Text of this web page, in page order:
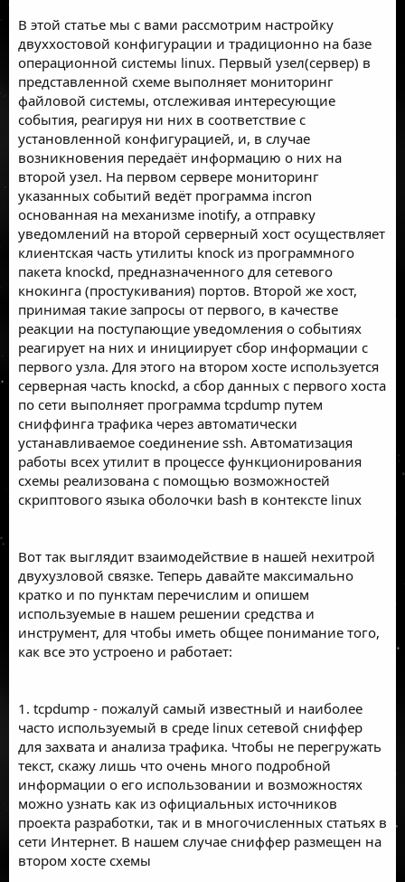
В этой статье мы с вами рассмотрим настройку
двуххостовой конфигурации и традиционно на базе
операционной системы linux. Первый узел(сервер) в
представленной схеме выполняет мониторинг
файловой системы, отслеживая интересующие
события, реагируя ни них в соответствие с
установленной конфигурацией, и, в случае
возникновения передаёт информацию о них на
второй узел. На первом сервере мониторинг
указанных событий ведёт программа incron
основанная на механизме inotify, а отправку
уведомлений на второй серверный хост осуществляет
клиентская часть утилиты knock из программного
пакета knockd, предназначенного для сетевого
кнокинга (простукивания) портов. Второй же хост,
принимая такие запросы от первого, в качестве
реакции на поступающие уведомления о событиях
реагирует на них и инициирует сбор информации с
первого узла. Для этого на втором хосте используется
серверная часть knockd, а сбор данных с первого хоста
по сети выполняет программа tcpdump путем
сниффинга трафика через автоматически
устанавливаемое соединение ssh. Автоматизация
работы всех утилит в процессе функционирования
схемы реализована с помощью возможностей
скриптового языка оболочки bash в контексте linux
Вот так выглядит взаимодействие в нашей нехитрой
двухузловой связке. Теперь давайте максимально
кратко и по пунктам перечислим и опишем
используемые в нашем решении средства и
инструмент, для чтобы иметь общее понимание того,
как все это устроено и работает:
1. tcpdump - пожалуй самый известный и наиболее
часто используемый в среде linux сетевой сниффер
для захвата и анализа трафика. Чтобы не перегружать
текст, скажу лишь что очень много подробной
информации о его использовании и возможностях
можно узнать как из официальных источников
проекта разработки, так и в многочисленных статьях в
сети Интернет. В нашем случае сниффер размещен на
втором хосте схемы